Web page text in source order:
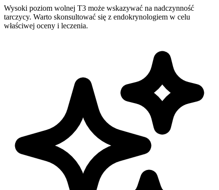
Wysoki poziom wolnej T3 może wskazywać na nadczynność
tarczycy. Warto skonsultować się z endokrynologiem w celu
właściwej oceny i leczenia.